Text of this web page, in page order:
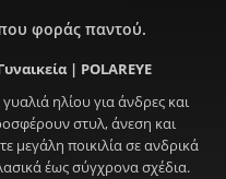
φοράς παντού.
| POLAREYE
ηλίου για άνδρες και
στυλ, άνεση και
μεγάλη ποικιλία σε ανδρικά
έως σύγχρονα σχέδια.